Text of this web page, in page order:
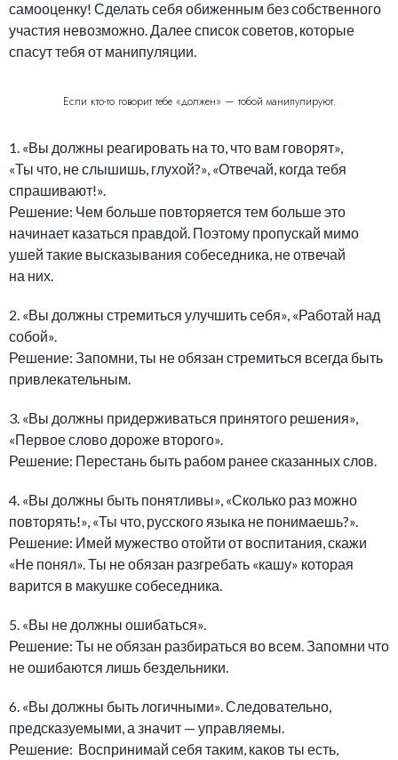
самооценку! Сделать себя обиженным без собственного
участия невозможно. Далее список советов, которые
спасут тебя от манипуляции.
Если кто-то говорит тебе «должен» — тобой манипулируют.
1. «Вы должны реагировать на то, что вам говорят»,
«Ты что, не слышишь, глухой?», «Отвечай, когда тебя
спрашивают!».
Решение: Чем больше повторяется тем больше это
начинает казаться правдой. Поэтому пропускай мимо
ушей такие высказывания собеседника, не отвечай
на них.
2. «Вы должны стремиться улучшить себя», «Работай над
собой».
Решение: Запомни, ты не обязан стремиться всегда быть
привлекательным.
3. «Вы должны придерживаться принятого решения»,
«Первое слово дороже второго».
Решение: Перестань быть рабом ранее сказанных слов.
4. «Вы должны быть понятливы», «Сколько раз можно
повторять!», «Ты что, русского языка не понимаешь?».
Решение: Имей мужество отойти от воспитания, скажи
«Не понял». Ты не обязан разгребать «кашу» которая
варится в макушке собеседника.
5. «Вы не должны ошибаться».
Решение: Ты не обязан разбираться во всем. Запомни что
не ошибаются лишь бездельники.
6. «Вы должны быть логичными». Следовательно,
предсказуемыми, а значит — управляемы.
Решение: Воспринимай себя таким, каков ты есть,